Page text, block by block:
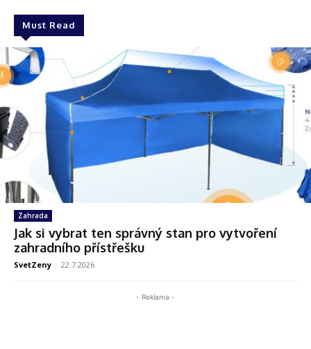
Must Read
Zahrada
Jak si vybrat ten správný stan pro vytvoření
zahradního přístřešku
SvetZeny - 22.7.2026
- Reklama -